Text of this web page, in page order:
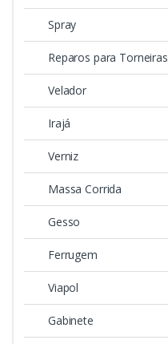
Spray
Reparos para Torneiras
Velador
Irajá
Verniz
Massa Corrida
Gesso
Ferrugem
Viapol
Gabinete